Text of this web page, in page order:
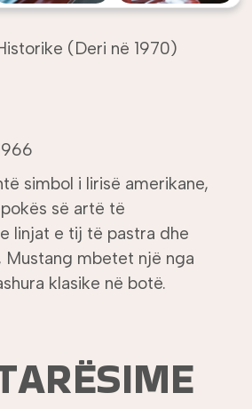
(Deri në 1970)
simbol i lirisë amerikane,
së artë të
linjat e tij të pastra dhe
mbetet një nga
klasike në botë.